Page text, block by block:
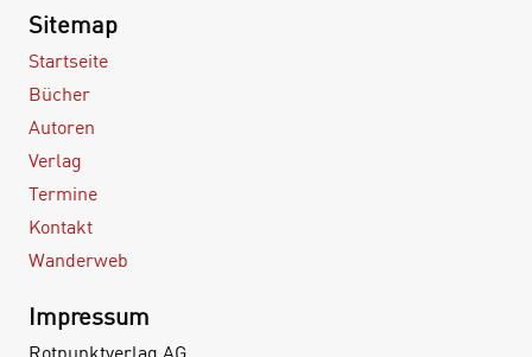
Sitemap
Startseite
Bücher
Autoren
Verlag
Termine
Kontakt
Wanderweb
Impressum